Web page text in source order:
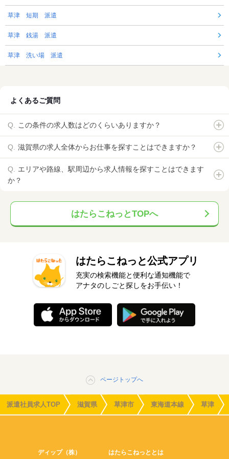
草津 短期 派遣
草津 銭湯 派遣
草津 洗い場 派遣
よくあるご質問
この条件の求人数はどのくらいありますか？
滋賀県の求人全体からお仕事を探すことはできますか？
エリアや路線、駅周辺から求人情報を探すことはできます
か？
はたらこねっとTOPへ
はたらこねっと公式アプリ
充実の検索機能と便利な通知機能で
アナタのしごと探しをお手伝い！
ページトップへ
派遣社員求人TOP 滋賀県 草津市 東海道本線 草津
ディップ（株） はたらこねっととは